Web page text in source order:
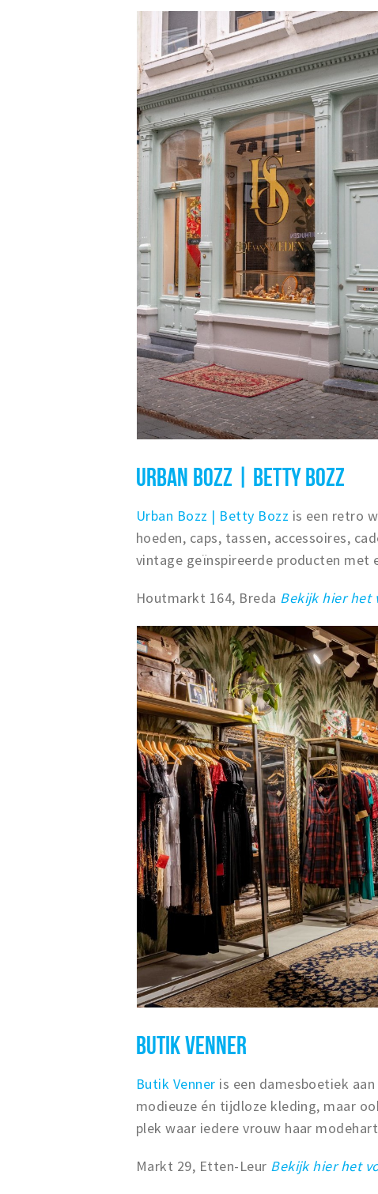
URBAN BOZZ | BETTY BOZZ
Urban Bozz | Betty Bozz is een retro
hoeden, caps, tassen, accessoires,
vintage geïnspireerde producten met
Houtmarkt 164, Breda Bekijk hier het
BUTIK VENNER
Butik Venner is een damesboetiek
modieuze én tijdloze kleding, maar
plek waar iedere vrouw haar
Markt 29, Etten-Leur Bekijk hier het